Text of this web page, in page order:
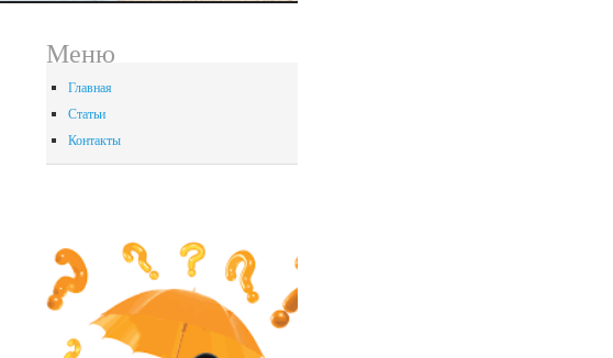
Меню
Главная
Статьи
Контакты